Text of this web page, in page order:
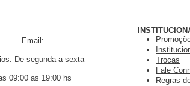
Email:
De segunda a sexta
09:00 as 19:00 hs
Trocas
Fale
Regras